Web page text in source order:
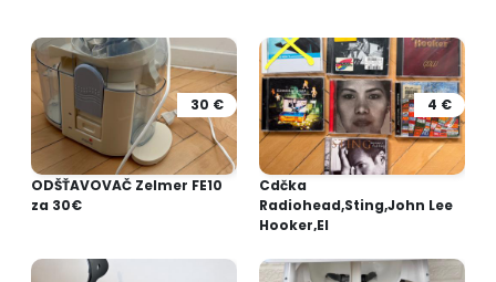
30 €
ODŠŤAVOVAČ Zelmer FE10
za 30€
4 €
Cdčka
Radiohead,Sting,John Lee
Hooker,El